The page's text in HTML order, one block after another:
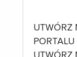
UTWÓRZ